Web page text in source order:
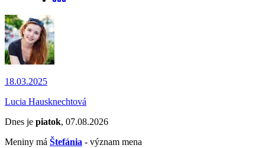
18.03.2025
Lucia Hausknechtová
Dnes je piatok, 07.08.2026
Meniny má Štefánia - význam mena